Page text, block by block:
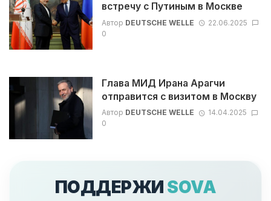
встречу с Путиным в Москве
Автор DEUTSCHE WELLE
22.06.2025
0
Глава МИД Ирана Арагчи
отправится с визитом в Москву
Автор DEUTSCHE WELLE
14.04.2025
0
ПОДДЕРЖИ SOVA